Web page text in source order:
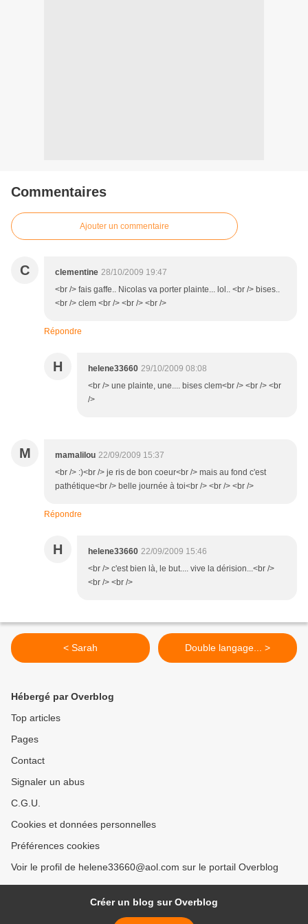
Commentaires
Ajouter un commentaire
C clementine 28/10/2009 19:47
<br /> fais gaffe.. Nicolas va porter plainte... lol.. <br /> bises..
<br /> clem <br /> <br /> <br />
Répondre
H helene33660 29/10/2009 08:08
<br /> une plainte, une.... bises clem<br /> <br /> <br
/>
M mamalilou 22/09/2009 15:37
<br /> :)<br /> je ris de bon coeur<br /> mais au fond c'est
pathétique<br /> belle journée à toi<br /> <br /> <br />
Répondre
H helene33660 22/09/2009 15:46
<br /> c'est bien là, le but.... vive la dérision...<br />
<br /> <br />
< Sarah Double langage... >
Hébergé par Overblog
Top articles
Pages
Contact
Signaler un abus
C.G.U.
Cookies et données personnelles
Préférences cookies
Voir le profil de helene33660@aol.com sur le portail Overblog
Créer un blog sur Overblog